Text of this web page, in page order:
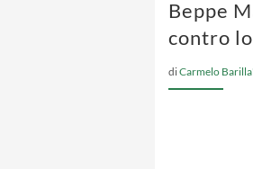
Beppe
contro
diCarmelo Barilla'